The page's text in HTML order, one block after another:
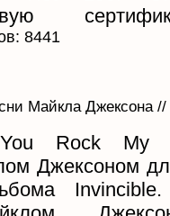
8441
Майкла Джексона //
Rock My
Джексоном